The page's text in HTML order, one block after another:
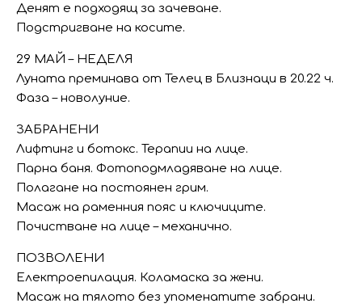
Денят е подходящ за зачеване.
Подстригване на косите.
29 МАЙ – НЕДЕЛЯ
Луната преминава от Телец в Близнаци в 20.22 ч.
Фаза – новолуние.
ЗАБРАНЕНИ
Лифтинг и ботокс. Терапии на лице.
Парна баня. Фотоподмладяване на лице.
Полагане на постоянен грим.
Масаж на раменния пояс и ключиците.
Почистване на лице – механично.
ПОЗВОЛЕНИ
Електроепилация. Коламаска за жени.
Масаж на тялото без упоменатите забрани.